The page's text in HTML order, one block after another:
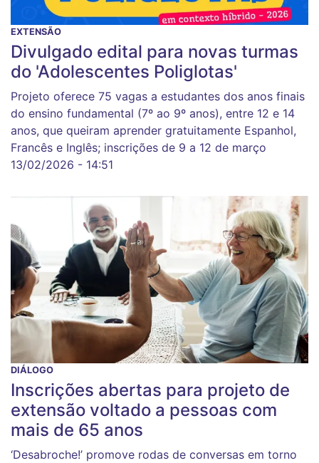
EXTENSÃO
Divulgado edital para novas turmas
do 'Adolescentes Poliglotas'
Projeto oferece 75 vagas a estudantes dos anos finais
do ensino fundamental (7º ao 9º anos), entre 12 e 14
anos, que queiram aprender gratuitamente Espanhol,
Francês e Inglês; inscrições de 9 a 12 de março
13/02/2026 - 14:51
DIÁLOGO
Inscrições abertas para projeto de
extensão voltado a pessoas com
mais de 65 anos
‘Desabroche!’ promove rodas de conversas em torno